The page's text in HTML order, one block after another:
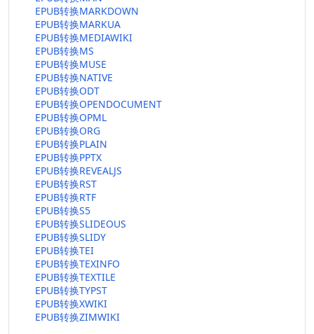
EPUB转换MARKDOWN
EPUB转换MARKUA
EPUB转换MEDIAWIKI
EPUB转换MS
EPUB转换MUSE
EPUB转换NATIVE
EPUB转换ODT
EPUB转换OPENDOCUMENT
EPUB转换OPML
EPUB转换ORG
EPUB转换PLAIN
EPUB转换PPTX
EPUB转换REVEALJS
EPUB转换RST
EPUB转换RTF
EPUB转换S5
EPUB转换SLIDEOUS
EPUB转换SLIDY
EPUB转换TEI
EPUB转换TEXINFO
EPUB转换TEXTILE
EPUB转换TYPST
EPUB转换XWIKI
EPUB转换ZIMWIKI